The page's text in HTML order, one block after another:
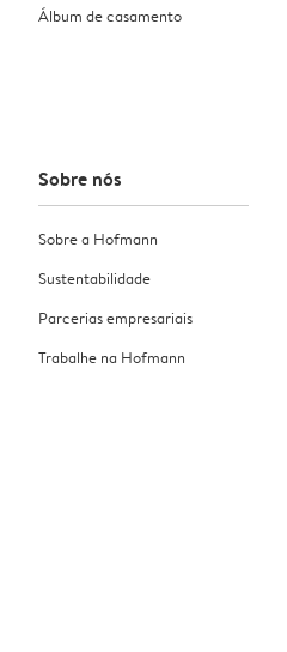
Álbum de casamento
Sobre nós
Sobre a Hofmann
Sustentabilidade
Parcerias empresariais
Trabalhe na Hofmann